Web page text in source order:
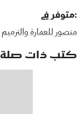
:متوفر في
منصور للعمارة والترميم
كتب ذات صلة